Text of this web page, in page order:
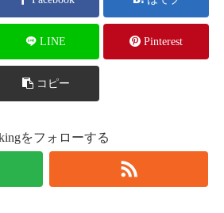
LINE Pinterest
コピー
をフォローする